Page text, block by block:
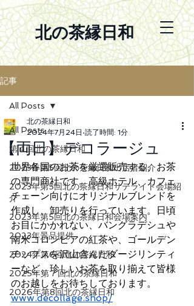
北の茶縁日和
記事
All Posts
第４回北の茶縁日和
2023年第5回北の茶縁日和出店者紹介
2023年第5回北の茶縁日和サテライト会場紹
介
2023年第5回北の茶縁日和会場案内
2023年景品提供
2024年第6回北の茶縁日和
2025年第７回北の茶縁日和
2026年第8回北の茶縁日和
All Posts
【両日】デコラージュ
北の茶縁日和
2024年7月24日 読了時間: 1分
世界各国のお茶を厳選販売する、お茶
の専門商社です。高級ホテル、カフェ
チェーン向けにオリジナルブレンドを
作成し、卸売りを行っています。日頃
お目にかかれない、バングラデシュや
南米コロンビアの紅茶や、ゴールデン
チップスを沢山含んだダージリンティ
ーなど、珍しいお茶を取り揃えて皆様
のお越しをお待ちしております。
www.decollage.shop/